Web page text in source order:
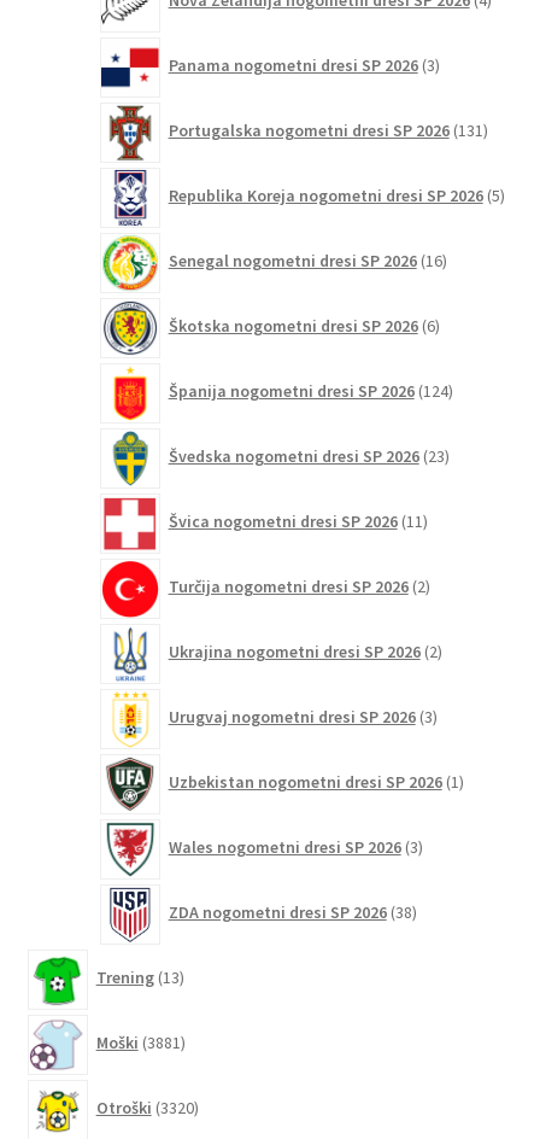
izdelki
Panama nogometni dresi SP 2026 3izdelki
Portugalska nogometni dresi SP 2026 131
Republika Koreja nogometni dresi SP 2026 5
Senegal nogometni dresi SP 2026 16izdelkov
Škotska nogometni dresi SP 2026 6izdelkov
Španija nogometni dresi SP 2026 124izdelkov
Švedska nogometni dresi SP 2026 23izdelkov
Švica nogometni dresi SP 2026 11izdelkov
Turčija nogometni dresi SP 2026 2izdelka
Ukrajina nogometni dresi SP 2026 2izdelka
Urugvaj nogometni dresi SP 2026 3izdelki
Uzbekistan nogometni dresi SP 2026 1izdelek
Wales nogometni dresi SP 2026 3izdelki
ZDA nogometni dresi SP 2026 38izdelkov
Trening 13izdelkov
Moški 3881izdelkov
Otroški 3320izdelkov